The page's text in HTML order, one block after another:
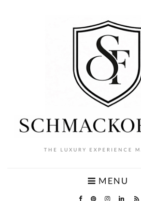
THE LUXURY EXPERIENCE
MENU